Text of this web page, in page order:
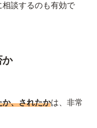
談するのも有効で
か
か、されたかは、非常